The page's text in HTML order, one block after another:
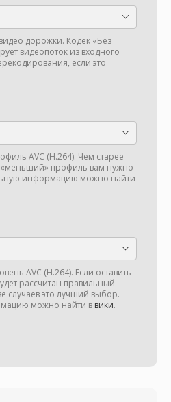
дорожки. Кодек «Без
видеопоток из входного
если это
AVC (H.264). Чем старее
«меньший» профиль вам нужно
информацию можно найти
AVC (H.264). Если оставить
рассчитан правильный
случаев это лучший выбор.
можно найти в вики.